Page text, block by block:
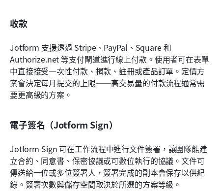
收款
Jotform 支援透過 Stripe、PayPal、Square 和
Authorize.net 等支付閘道進行線上付款。使用者可在表單
中直接接受一次性付款、捐款、註冊或產品訂單。定價方
案會決定每月提交的上限——高交易量的付款流程通常需
要更高級的方案。
電子簽名（Jotform Sign）
Jotform Sign 可在工作流程中進行文件簽署，讓團隊能建
立合約、同意書、保密協議或可數位執行的協議。文件可
傳送給一位或多位簽署人，簽署完成的副本會保存以供紀
錄。簽署次數與儲存空間取決於所選的方案等級。